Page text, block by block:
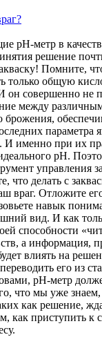
pH-метр в
решение
Помните,
только общую
он совершенно не
между
брожения,
параметра
именно при их
pH.
управления
что делать с
враг. Отложите
навык
вид. И как
способности
а информация,
влиять на
его из
pH-метр
что мы уже знаем,
как решение,
как приступить